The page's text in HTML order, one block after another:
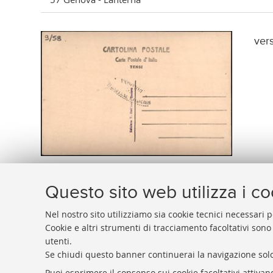
Questo sito web utilizza i
Nel nostro sito utilizziamo sia cookie tecnici
Cookie e altri strumenti di tracciamento facoltativi
utenti.
Se chiudi questo banner continuerai la navigazione
BIBLIOTECA
Presidente: prof. Francesco Citti